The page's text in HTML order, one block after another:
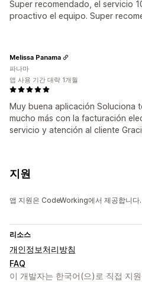
Super recomendado, el servicio
proactivo el equipo. Super
Muy buena aplicación Soluciona
mucho más con la facturación
servicio y atención al cliente
Melissa Panama
파나마
앱 사용 기간 대략 1개월
지원
앱 지원은 CodeWorking에서 제공합니다.
리소스
개인정보처리방침
FAQ
이 개발자는 한국어(으)로 직접 지